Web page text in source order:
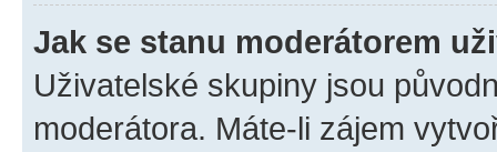
Jak se stanu moderátorem
Uživatelské skupiny jsou
moderátora. Máte-li zájem